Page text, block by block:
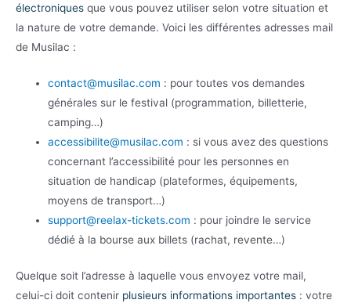
électroniques que vous pouvez utiliser selon votre situation et
la nature de votre demande. Voici les différentes adresses mail
de Musilac :
contact@musilac.com : pour toutes vos demandes
générales sur le festival (programmation, billetterie,
camping…)
accessibilite@musilac.com : si vous avez des questions
concernant l’accessibilité pour les personnes en
situation de handicap (plateformes, équipements,
moyens de transport…)
support@reelax-tickets.com : pour joindre le service
dédié à la bourse aux billets (rachat, revente…)
Quelque soit l’adresse à laquelle vous envoyez votre mail,
celui-ci doit contenir plusieurs informations importantes : votre